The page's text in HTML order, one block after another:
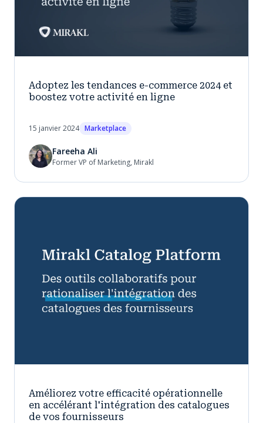
Adoptez les tendances e-commerce 2024 et
boostez votre activité en ligne
15 janvier 2024 Marketplace
Fareeha Ali
Former VP of Marketing, Mirakl
Améliorez votre efficacité opérationnelle
en accélérant l'intégration des catalogues
de vos fournisseurs